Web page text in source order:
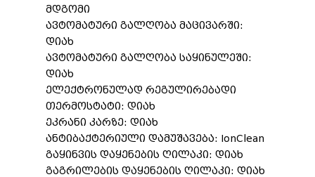
მდგომი
ავტომატური გალღობა მაცივარში:
დიახ
ავტომატური გალღობა საყინულეში:
დიახ
ელექტრონულად რეგულირებადი
თერმოსტატი: დიახ
ეკრანი კარზე: დიახ
ანტიბაქტერიული დამუშავება: IonClean
გაყინვის დაყენების ღილაკი: დიახ
გაგრილების დაყენების ღილაკი: დიახ